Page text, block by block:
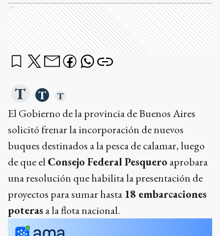
Ads
El Gobierno de la provincia de Buenos Aires
solicitó frenar la incorporación de nuevos
buques destinados a la pesca de calamar, luego
de que el Consejo Federal Pesquero aprobara
una resolución que habilita la presentación de
proyectos para sumar hasta 18 embarcaciones
poteras a la flota nacional.